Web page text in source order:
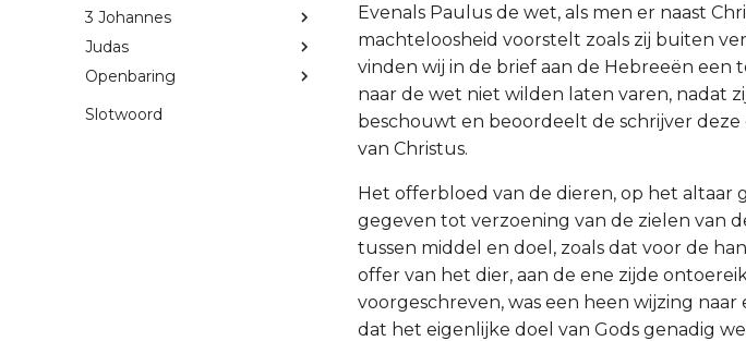
3 Johannes
Judas
Openbaring
Slotwoord
Evenals Paulus de wet, als men er naast
machteloosheid voorstelt zoals zij buiten
vinden wij in de brief aan de Hebreeën
naar de wet niet wilden laten varen, nadat
beschouwt en beoordeelt de schrijver
van Christus.
Het offerbloed van de dieren, op het altaar
gegeven tot verzoening van de zielen van
tussen middel en doel, zoals dat voor de
offer van het dier, aan de ene zijde
voorgeschreven, was een heen wijzing
dat het eigenlijke doel van Gods genadig